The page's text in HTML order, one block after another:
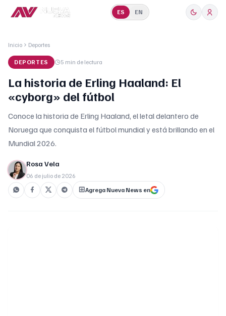
ES EN
Inicio Deportes
DEPORTES 5 min de lectura
La historia de Erling Haaland: El
«cyborg» del fútbol
Conoce la historia de Erling Haaland, el letal delantero de
Noruega que conquista el fútbol mundial y está brillando en el
Mundial 2026.
Rosa Vela
06 de julio de 2026
Agrega Nueva News en